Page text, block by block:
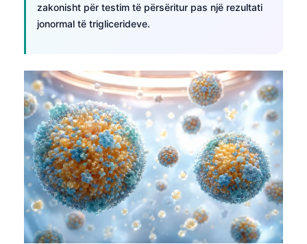
zakonisht për testim të përsëritur pas një rezultati
jonormal të triglicerideve.
Dansk
Nederlands
हिन्दी
Bahasa Indonesia
Հայերեն
Íslenska
Српски језик
Svenska
Azərbaycan dili
Eesti